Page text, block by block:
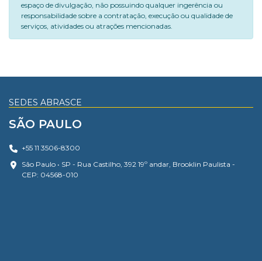
espaço de divulgação, não possuindo qualquer ingerência ou
responsabilidade sobre a contratação, execução ou qualidade de
serviços, atividades ou atrações mencionadas.
SEDES ABRASCE
SÃO PAULO
+55 11 3506-8300
São Paulo • SP - Rua Castilho, 392 19º andar, Brooklin Paulista -
CEP: 04568-010